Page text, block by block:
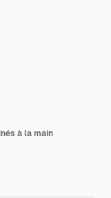
à la main